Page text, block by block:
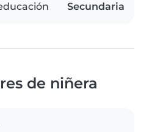
Secundaria
de niñera